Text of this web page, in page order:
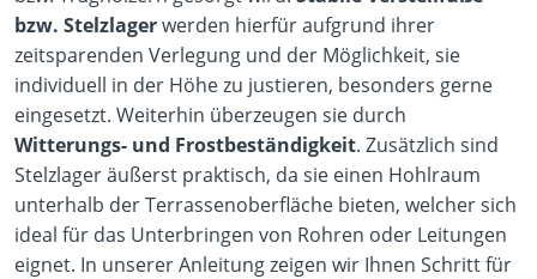
bzw. Stelzlagerwerden hierfür aufgrund ihrer
zeitsparenden Verlegung und der Möglichkeit, sie
individuell in der Höhe zu justieren, besonders gerne
eingesetzt. Weiterhin überzeugen sie durch
Witterungs- und Frostbeständigkeit. Zusätzlich sind
Stelzlager äußerst praktisch, da sie einen Hohlraum
unterhalb der Terrassenoberfläche bieten, welcher sich
ideal für das Unterbringen von Rohren oder Leitungen
eignet. In unserer Anleitung zeigen wir Ihnen Schritt für